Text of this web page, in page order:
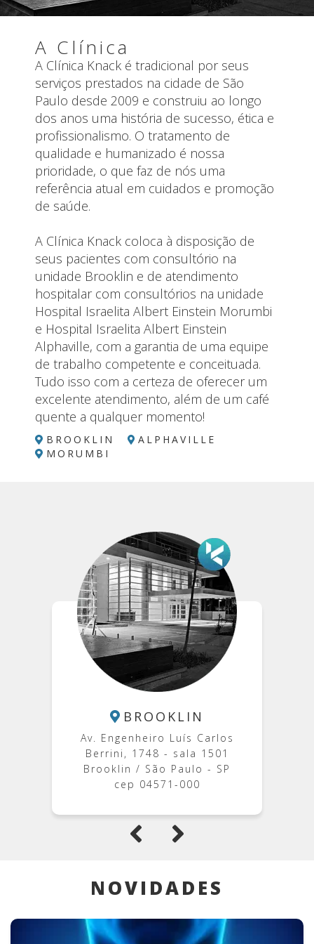
HOSPITAIS DE ATUAÇÃO
AV. ENGENHEIRO LUÍS CARLOS BERRINI, 1748
- SALA 1501 BROOKLIN / SÃO PAULO - SP CEP
04571-000
AV. JURUÁ, 706 / ALPHAVILLE - SP CEP 06455-
CONSULTÓRIOS
(11) 2365-7164
@CLINICAKNACK
ENTRE EM CONTATO
A Clínica
A Clínica Knack é tradicional por seus
serviços prestados na cidade de São
Paulo desde 2009 e construiu ao longo
dos anos uma história de sucesso, ética e
profissionalismo. O tratamento de
qualidade e humanizado é nossa
prioridade, o que faz de nós uma
referência atual em cuidados e promoção
de saúde.
A Clínica Knack coloca à disposição de
seus pacientes com consultório na
unidade Brooklin e de atendimento
hospitalar com consultórios na unidade
Hospital Israelita Albert Einstein Morumbi
e Hospital Israelita Albert Einstein
Alphaville, com a garantia de uma equipe
de trabalho competente e conceituada.
Tudo isso com a certeza de oferecer um
excelente atendimento, além de um café
quente a qualquer momento!
BROOKLIN
ALPHAVILLE
MORUMBI
BROOKLIN
Av. Engenheiro Luís Carlos
Berrini, 1748 - sala 1501
Brooklin / São Paulo - SP
cep 04571-000
NOVIDADES